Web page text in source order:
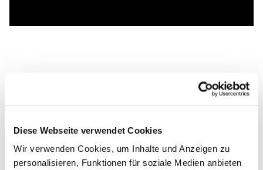
Diese Webseite verwendet Cookies
Wir verwenden Cookies, um Inhalte und Anzeigen zu
personalisieren, Funktionen für soziale Medien anbieten